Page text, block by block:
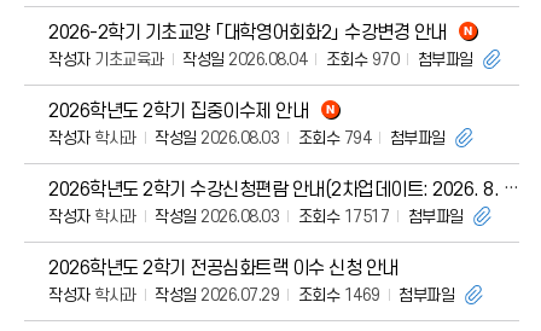
2026-2학기 기초교양 「대학영어회화2」 수강변경 안내
작성자기초교육과 작성일 2026.08.04 조회수970 첨부파일
2026학년도 2학기 집중이수제 안내
작성자학사과 작성일 2026.08.03 조회수794 첨부파일
2026학년도 2학기 수강신청편람 안내(2차업데이트: 2026. 8. 5.)
작성자학사과 작성일 2026.08.03 조회수17517 첨부파일
2026학년도 2학기 전공심화트랙 이수 신청 안내
작성자학사과 작성일 2026.07.29 조회수1469 첨부파일